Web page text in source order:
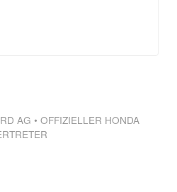
AG • OFFIZIELLER HONDA